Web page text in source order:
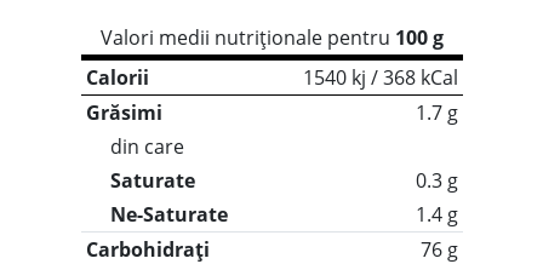
Valori medii nutriționale pentru 100 g
Calorii
1540 kj / 368 kCal
Grăsimi
1.7 g
din care
Saturate
0.3 g
Ne-Saturate
1.4 g
Carbohidrați
76 g